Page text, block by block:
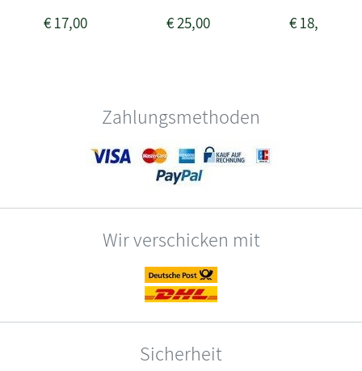
€17,00 €25,00 €18,00
Zahlungsmethoden
Wir verschicken mit
Sicherheit